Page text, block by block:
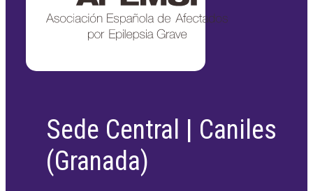
Sede Central | Caniles
(Granada)